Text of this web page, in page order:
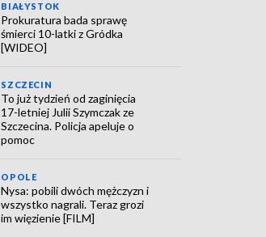
BIAŁYSTOK
Prokuratura bada sprawę
śmierci 10-latki z Gródka
[WIDEO]
SZCZECIN
To już tydzień od zaginięcia
17-letniej Julii Szymczak ze
Szczecina. Policja apeluje o
pomoc
OPOLE
Nysa: pobili dwóch mężczyzn i
wszystko nagrali. Teraz grozi
im więzienie [FILM]